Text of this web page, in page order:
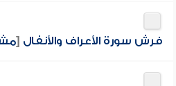
فرش سورة الأعراف والأنفال [